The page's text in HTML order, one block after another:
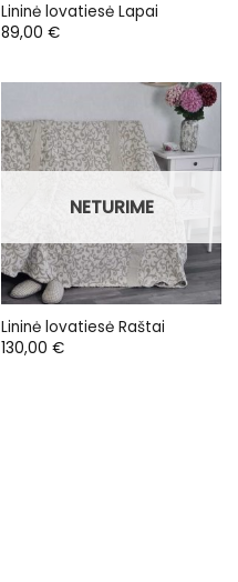
Lininė lovatiesė Lapai
89,00 €
NETURIME
Lininė lovatiesė Raštai
130,00 €